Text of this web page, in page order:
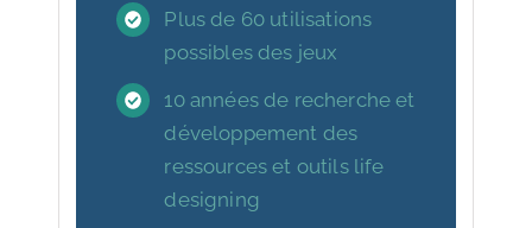
Plus de 60 utilisations
possibles des jeux
10 années de recherche et
développement des
ressources et outils life
designing